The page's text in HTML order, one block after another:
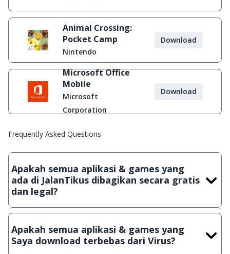
Animal Crossing:
Pocket Camp
Nintendo
Download
Microsoft Office
Mobile
Microsoft
Corporation
Download
Frequently Asked Questions
Apakah semua aplikasi & games yang
ada di JalanTikus dibagikan secara gratis
dan legal?
Ya, JalanTikus hanya membagikan aplikasi & games yang
crack, patch atau semacamnya.
Apakah semua aplikasi & games yang
Saya download terbebas dari Virus?